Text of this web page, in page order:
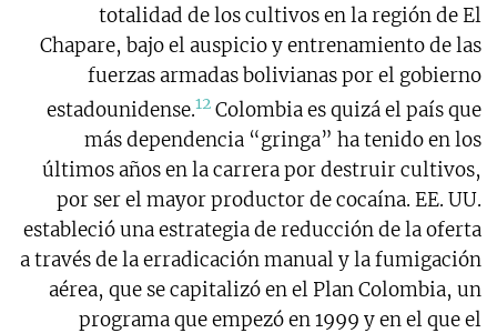
totalidad de los cultivos en la región de El
Chapare, bajo el auspicio y entrenamiento de las
fuerzas armadas bolivianas por el gobierno
estadounidense.12 Colombia es quizá el país que
más dependencia “gringa” ha tenido en los
últimos años en la carrera por destruir cultivos,
por ser el mayor productor de cocaína. EE. UU.
estableció una estrategia de reducción de la oferta
a través de la erradicación manual y la fumigación
aérea, que se capitalizó en el Plan Colombia, un
programa que empezó en 1999 y en el que el